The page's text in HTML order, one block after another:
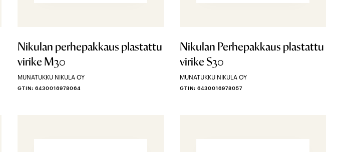
Nikulan perhepakkaus plastattu
virike M30
MUNATUKKU NIKULA OY
GTIN: 6430016978064
Nikulan Perhepakkaus plastattu
virike S30
MUNATUKKU NIKULA OY
GTIN: 6430016978057